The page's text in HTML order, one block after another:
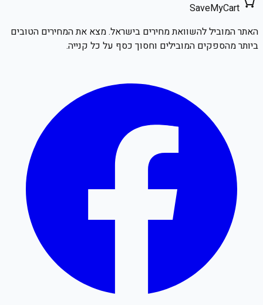
SaveMyCart
האתר המוביל להשוואת מחירים בישראל. מצא את המחירים הטובים
ביותר מהספקים המובילים וחסוך כסף על כל קנייה.